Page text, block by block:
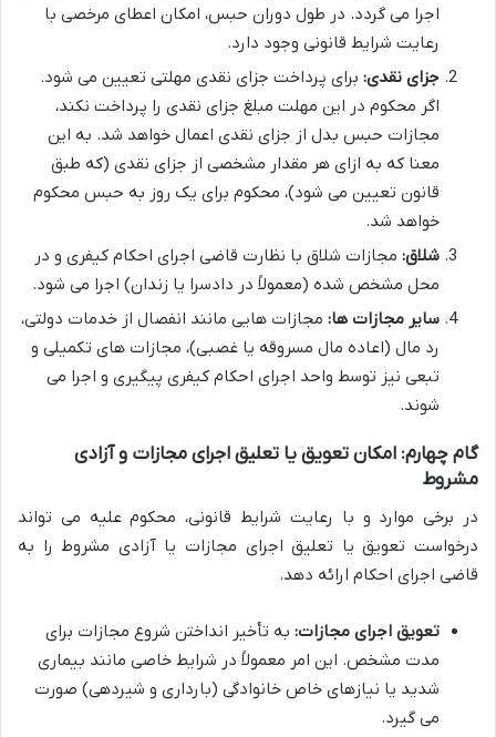
اجرا می گردد. در طول دوران حبس، امکان اعطای مرخصی با
رعایت شرایط قانونی وجود دارد.
جزای نقدی: برای پرداخت جزای نقدی مهلتی تعیین می شود.
اگر محکوم در این مهلت مبلغ جزای نقدی را پرداخت نکند،
مجازات حبس بدل از جزای نقدی اعمال خواهد شد. به این
معنا که به ازای هر مقدار مشخصی از جزای نقدی (که طبق
قانون تعیین می شود)، محکوم برای یک روز به حبس محکوم
خواهد شد.
شلاق: مجازات شلاق با نظارت قاضی اجرای احکام کیفری و در
محل مشخص شده (معمولاً در دادسرا یا زندان) اجرا می شود.
سایر مجازات ها: مجازات هایی مانند انفصال از خدمات دولتی،
رد مال (اعاده مال مسروقه یا غصبی)، مجازات های تکمیلی و
تبعی نیز توسط واحد اجرای احکام کیفری پیگیری و اجرا می
شوند.
گام چهارم: امکان تعویق یا تعلیق اجرای مجازات و آزادی
مشروط
در برخی موارد و با رعایت شرایط قانونی، محکوم علیه می تواند
درخواست تعویق یا تعلیق اجرای مجازات یا آزادی مشروط را به
قاضی اجرای احکام ارائه دهد.
تعویق اجرای مجازات: به تأخیر انداختن شروع مجازات برای
مدت مشخص. این امر معمولاً در شرایط خاصی مانند بیماری
شدید یا نیازهای خاص خانوادگی (بارداری و شیردهی) صورت
می گیرد.